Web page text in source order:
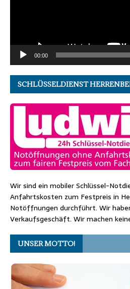
00:00
SCHLÜSSELDIENST
Wir sind ein mobiler Schlüssel-
Anfahrtskosten zum Festpreis in
Notöffnungen durchführt. Wir
Verkaufsgeschäft. Wir machen
UNSER MOTTO!